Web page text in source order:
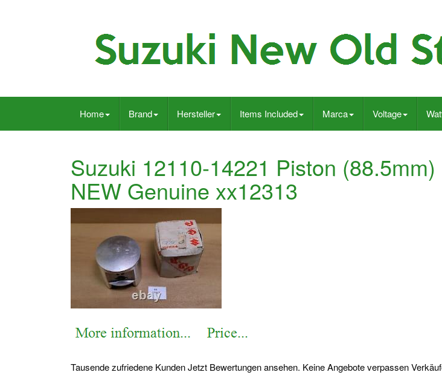
Home Brand Hersteller Items Included Marca Voltage
Suzuki 12110-14221 Piston (88.5mm)
NEW Genuine xx12313
Tausende zufriedene Kunden Jetzt Bewertungen ansehen. Keine Angebote verpassen